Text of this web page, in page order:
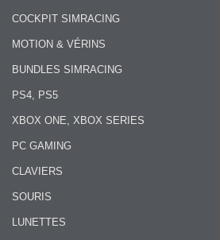
COCKPIT SIMRACING
MOTION & VÉRINS
BUNDLES SIMRACING
PS4, PS5
XBOX ONE, XBOX SERIES
PC GAMING
CLAVIERS
SOURIS
LUNETTES